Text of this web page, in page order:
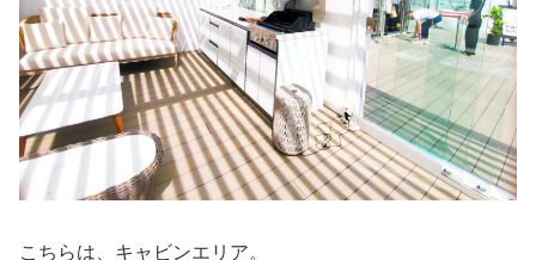
こちらは、キャビンエリア。